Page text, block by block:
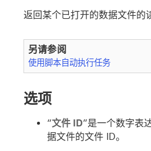
返回某个已打开的数据文件的
另请参阅
使用脚本自动执行任务
选项
“文件 ID”是一个数字表
据文件的文件 ID。